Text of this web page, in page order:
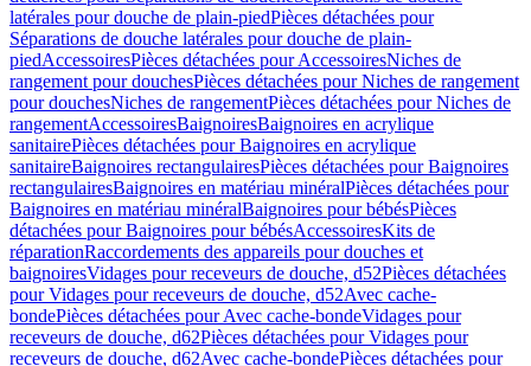
latérales pour douche de plain-piedPièces détachées pour
Séparations de douche latérales pour douche de plain-
piedAccessoiresPièces détachées pour AccessoiresNiches de
rangement pour douchesPièces détachées pour Niches de rangement
pour douchesNiches de rangementPièces détachées pour Niches de
rangementAccessoiresBaignoiresBaignoires en acrylique
sanitairePièces détachées pour Baignoires en acrylique
sanitaireBaignoires rectangulairesPièces détachées pour Baignoires
rectangulairesBaignoires en matériau minéralPièces détachées pour
Baignoires en matériau minéralBaignoires pour bébésPièces
détachées pour Baignoires pour bébésAccessoiresKits de
réparationRaccordements des appareils pour douches et
baignoiresVidages pour receveurs de douche, d52Pièces détachées
pour Vidages pour receveurs de douche, d52Avec cache-
bondePièces détachées pour Avec cache-bondeVidages pour
receveurs de douche, d62Pièces détachées pour Vidages pour
receveurs de douche, d62Avec cache-bondePièces détachées pour